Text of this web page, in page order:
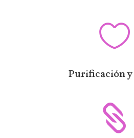

Purificación
